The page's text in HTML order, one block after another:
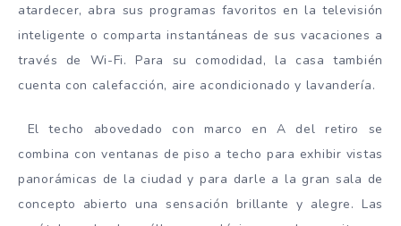
atardecer, abra sus programas favoritos en la televisión
inteligente o comparta instantáneas de sus vacaciones a
través de Wi-Fi. Para su comodidad, la casa también
cuenta con calefacción, aire acondicionado y lavandería.
El techo abovedado con marco en A del retiro se
combina con ventanas de piso a techo para exhibir vistas
panorámicas de la ciudad y para darle a la gran sala de
concepto abierto una sensación brillante y alegre. Las